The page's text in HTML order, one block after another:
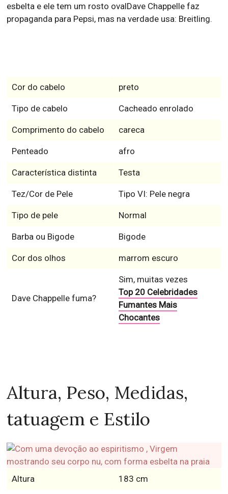
esbelta e ele tem um rosto ovalDave Chappelle faz
propaganda para Pepsi, mas na verdade usa: Breitling.
Cor do cabelo preto
Tipo de cabelo Cacheado enrolado
Comprimento do cabelo careca
Penteado afro
Característica distinta Testa
Tez/Cor de Pele Tipo VI: Pele negra
Tipo de pele Normal
Barba ou Bigode Bigode
Cor dos olhos marrom escuro
Dave Chappelle fuma?
Sim, muitas vezes
Top 20 Celebridades
Fumantes Mais
Chocantes
Altura, Peso, Medidas,
tatuagem e Estilo
Altura 183 cm